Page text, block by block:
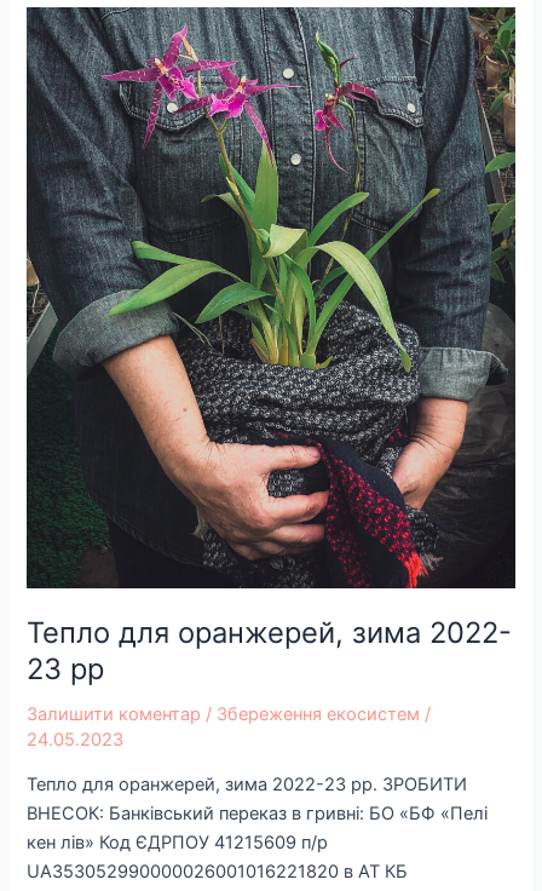
Тепло для оранжерей, зима 2022-
23 рр
Залишити коментар / Збереження екосистем /
24.05.2023
Тепло для оранжерей, зима 2022-23 рр.​ ЗРОБИТИ
ВНЕСОК: Банківський переказ в гривні: БО «БФ «Пелі
кен лів» Код ЄДРПОУ 41215609 п/р
UA353052990000026001016221820 в АТ КБ
Тепло
для
оранжерей,
зима
2022-
23
рр